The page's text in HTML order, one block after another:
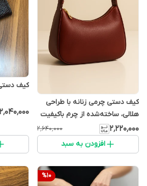
کیف دستی چرمی زنانه با طراحی
هلالی، ساخته‌شده از چرم باکیفیت
و مناسب برای استایل روزمره و
رسمی.
۲٬۲۲۰٬۰۰۰ ۲٬۶۴۰٬۰۰۰
افزودن به سبد
کیف دستی
۲٬۰۴۰٬۰۰۰
%10